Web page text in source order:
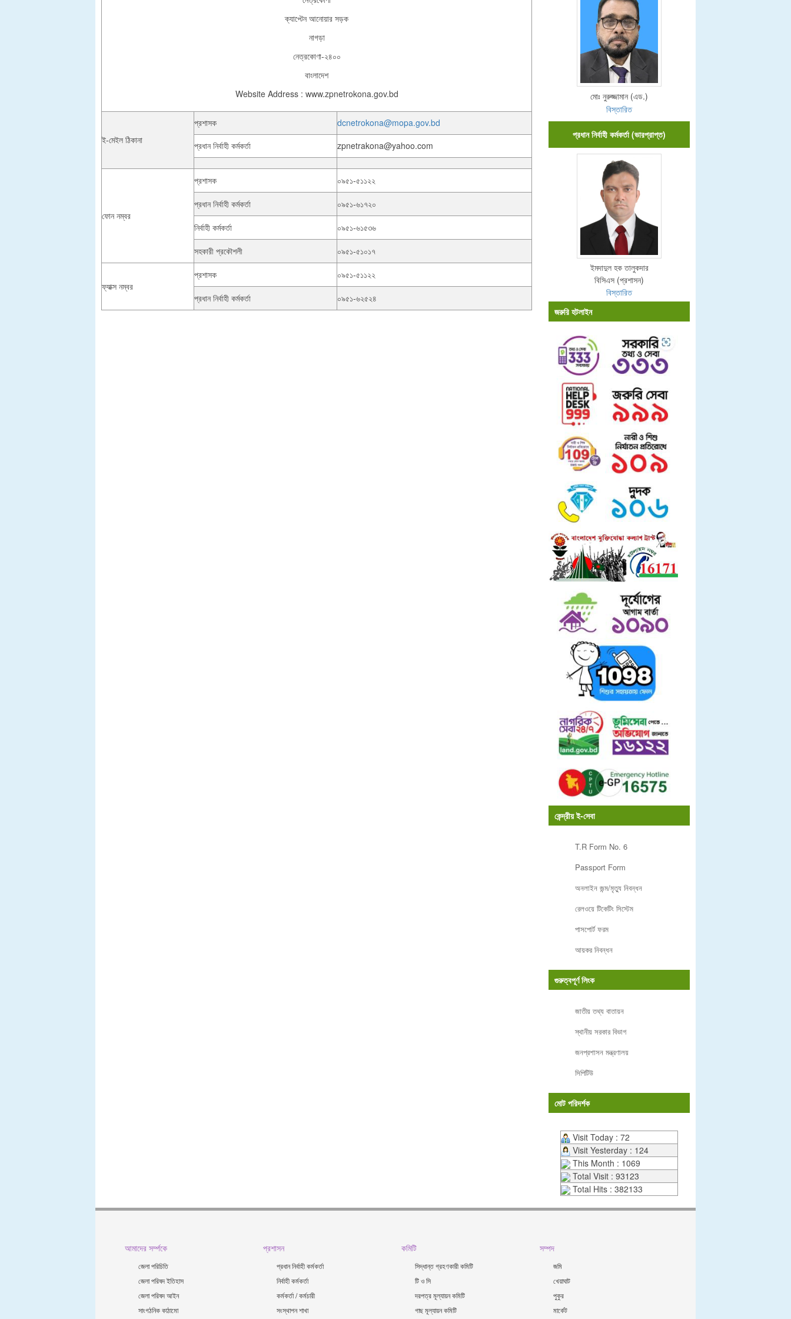
ক্যাপ্টেন আনোয়ার সড়ক
নাগড়া
নেত্রকোণা-২৪০০
বাংলাদেশ
Website Address : www.zpnetrokona.gov.bd
ই-মেইল ঠিকানা
প্রশাসক
dcnetrokona@mopa.gov.bd
প্রধান নির্বাহী কর্মকর্তা
zpnetrakona@yahoo.com
ফোন নম্বর
প্রশাসক
০৯৫১-৫১১২২
প্রধান নির্বাহী কর্মকর্তা
০৯৫১-৬১৭২০
নির্বাহী কর্মকর্তা
০৯৫১-৬১৫৩৬
সহকারী প্রকৌশলী
০৯৫১-৫১০১৭
ফ্যাক্স নম্বর
প্রশাসক
০৯৫১-৫১১২২
প্রধান নির্বাহী কর্মকর্তা
০৯৫১-৬২৫২৪
মোঃ নুরুজ্জামান (এড.)
বিস্তারিত
প্রধান নির্বাহী কর্মকর্তা (ভারপ্রাপ্ত)
ইমদাদুল হক তালুকদার
বিসিএস (প্রশাসন)
বিস্তারিত
জরুরি হটলাইন
কেন্দ্রীয় ই-সেবা
T.R Form No. 6
Passport Form
অনলাইন জন্ম/মৃত্যু নিবন্ধন
রেলওয়ে টিকেটিং সিস্টেম
পাসপোর্ট ফরম
আয়কর নিবন্ধন
গুরুত্বপূর্ণ লিংক
জাতীয় তথ্য বাতায়ন
স্থানীয় সরকার বিভাগ
জনপ্রশাসন মন্ত্রণালয়
সিপিটিউ
মোট পরিদর্শক
Visit Today : 72
Visit Yesterday : 124
This Month : 1069
Total Visit : 93123
Total Hits : 382133
আমাদের সর্ম্পকে
জেলা পরিচিতি
জেলা পরিষদ ইতিহাস
জেলা পরিষদ আইন
সাংগঠনিক কাঠামো
প্রশাসন
প্রধান নির্বাহী কর্মকর্তা
নির্বাহী কর্মকর্তা
কর্মকর্তা / কর্মচারী
সংস্থাপন শাখা
কমিটি
সিদ্ধান্ত গ্রহণকারী কমিটি
টি ও সি
দরপত্র মূল্যায়ন কমিটি
গাছ মূল্যায়ন কমিটি
সম্পদ
জমি
খেয়াঘাট
পুকুর
মার্কেট